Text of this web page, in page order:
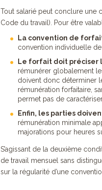
Tout salarié peut conclure une
Code du travail). Pour être
La convention de
convention individuelle
Le forfait doit préciser
rémunérer globalement
doivent donc déterminer
rémunération forfaitaire,
permet pas de
Enfin, les parties
rémunération minimale
majorations pour heures
S’agissant de la deuxième
de travail mensuel sans
sur la régularité d’une